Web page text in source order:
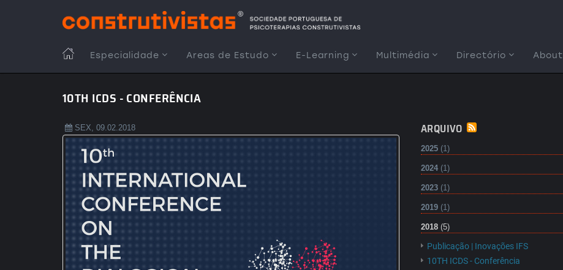
MAIN
NAVIGATION
Especialidade Areas de Estudo E-Learning Multimédia Directório About
10TH ICDS - CONFERÊNCIA
SEX, 09.02.2018 ARQUIVO
2025 (1)
2024 (1)
2023 (1)
2019 (1)
2018 (5)
Publicação | Inovações IFS
10TH ICDS - Conferência